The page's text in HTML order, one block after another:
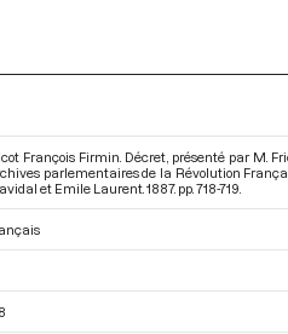
François Firmin. Décret, présenté par M.
parlementaires de la Révolution
et Emile Laurent. 1887. pp. 718-719.